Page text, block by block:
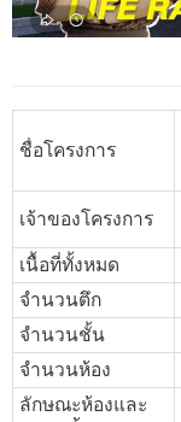
ชื่อโครงการ
เจ้าของโครงการ
เนื้อที่ทั้งหมด
จำนวนตึก
จำนวนชั้น
จำนวนห้อง
ลักษณะห้องและ